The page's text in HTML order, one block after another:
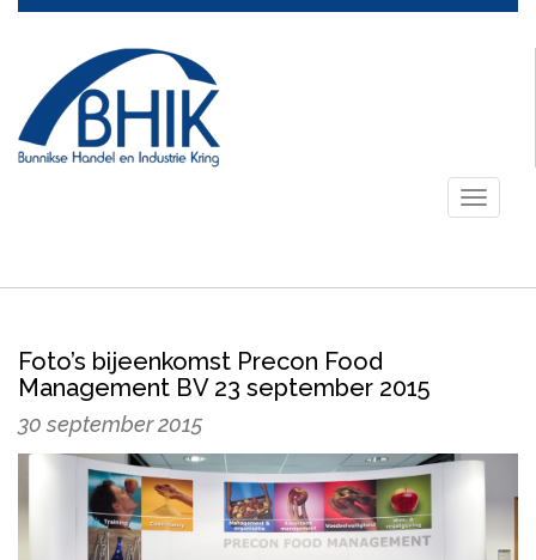
Toggle
Foto’s bijeenkomst Precon Food
Management BV 23 september 2015
30 september 2015